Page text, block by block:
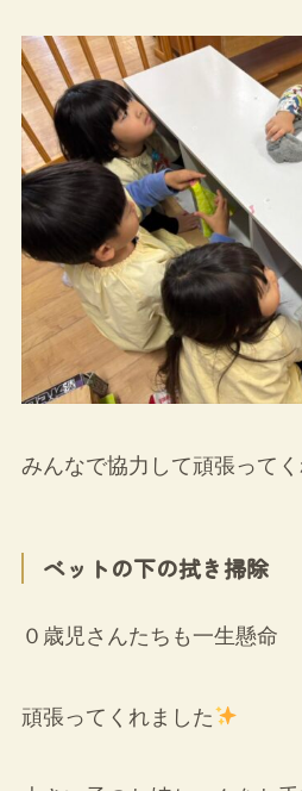
みんなで協力して頑張ってく
ベットの下の拭き掃除
０歳児さんたちも一生懸命
頑張ってくれました